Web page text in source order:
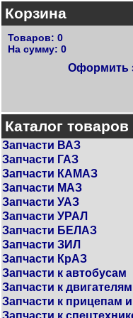
Корзина
Товаров: 0
На сумму: 0
Оформить
Каталог товаров
Запчасти ВАЗ
Запчасти ГАЗ
Запчасти КАМАЗ
Запчасти МАЗ
Запчасти УАЗ
Запчасти УРАЛ
Запчасти БЕЛАЗ
Запчасти ЗИЛ
Запчасти КрАЗ
Запчасти к автобусам
Запчасти к двигателям
Запчасти к прицепам
Запчасти к